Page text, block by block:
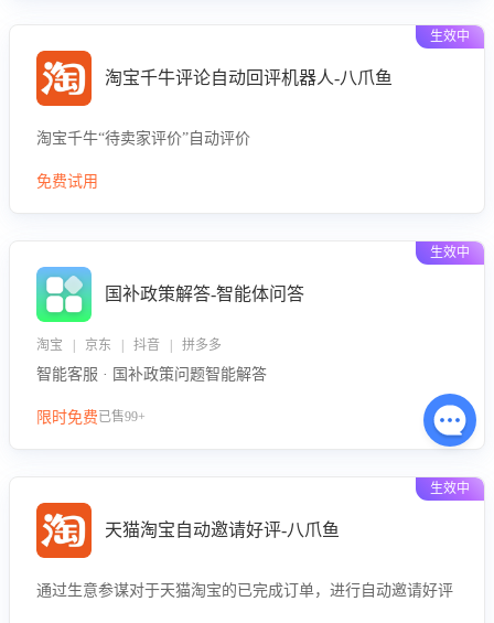
生效中
淘宝千牛评论自动回评机器人-八爪鱼
淘宝千牛“待卖家评价”自动评价
免费试用
生效中
国补政策解答-智能体问答
淘宝 | 京东 | 抖音 | 拼多多
智能客服 · 国补政策问题智能解答
限时免费已售99+
生效中
天猫淘宝自动邀请好评-八爪鱼
通过生意参谋对于天猫淘宝的已完成订单，进行自动邀请好评